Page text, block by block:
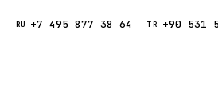
RU +7 495 877 38 64 TR +90 531